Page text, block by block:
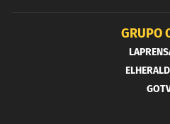
GRUPO